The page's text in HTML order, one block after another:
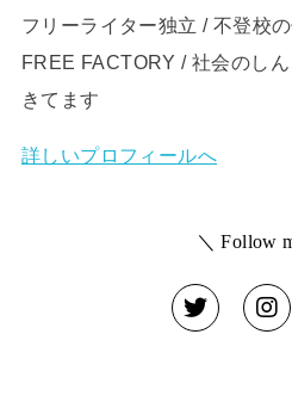
フリーライター独立 / 不登校
FREE FACTORY / 社会のし
きてます
詳しいプロフィールへ
＼ Follow